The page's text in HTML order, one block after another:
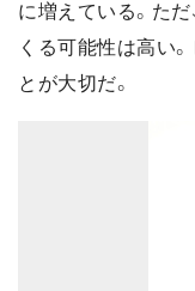
に増えている。た
くる可能性は高い
とが大切だ。